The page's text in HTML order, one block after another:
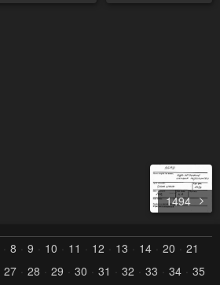
1494
8 9 10 11 12 13 14 20
21
27 28 29 30 31 32 33 34
35